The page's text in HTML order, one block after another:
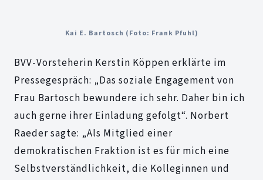
Kai E. Bartosch (Foto: Frank Pfuhl)
BVV-Vorsteherin Kerstin Köppen erklärte im
Pressegespräch: „Das soziale Engagement von
Frau Bartosch bewundere ich sehr. Daher bin ich
auch gerne ihrer Einladung gefolgt“. Norbert
Raeder sagte: „Als Mitglied einer
demokratischen Fraktion ist es für mich eine
Selbstverständlichkeit, die Kolleginnen und